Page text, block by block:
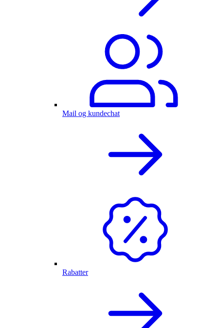
Mail og kundechat
Rabatter